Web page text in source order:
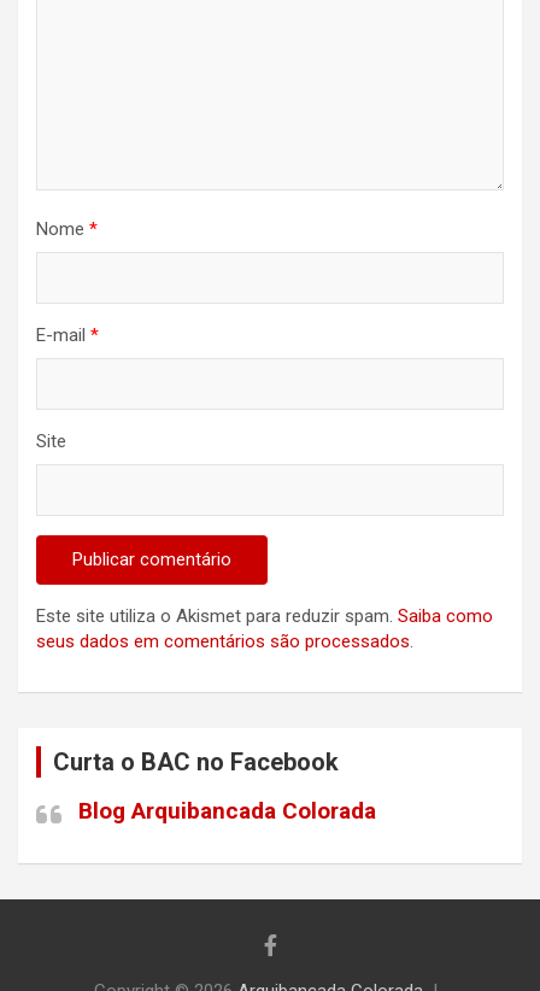
Nome *
E-mail *
Site
Este site utiliza o Akismet para reduzir spam. Saiba como
seus dados em comentários são processados.
Curta o BAC no Facebook
Blog Arquibancada Colorada